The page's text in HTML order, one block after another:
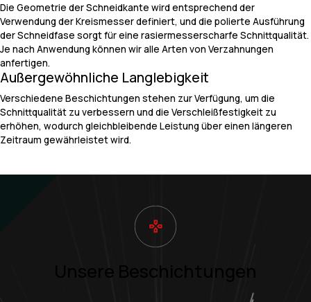
Die Geometrie der Schneidkante wird entsprechend der
Verwendung der Kreismesser definiert, und die polierte Ausführung
der Schneidfase sorgt für eine rasiermesserscharfe Schnittqualität.
Je nach Anwendung können wir alle Arten von Verzahnungen
anfertigen.
Außergewöhnliche Langlebigkeit
Verschiedene Beschichtungen stehen zur Verfügung, um die
Schnittqualität zu verbessern und die Verschleißfestigkeit zu
erhöhen, wodurch gleichbleibende Leistung über einen längeren
Zeitraum gewährleistet wird.
Unsere Beschichtungen